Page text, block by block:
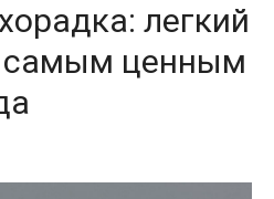
легкий
самым ценным